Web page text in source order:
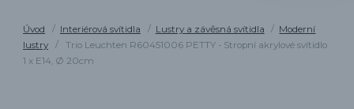
Úvod Interiérová svítidla Lustry a závěsná svítidla
Moderní
lustry
Trio Leuchten R60451006 PETTY - Stropní akrylové svítidlo
1 x E14, Ø 20cm